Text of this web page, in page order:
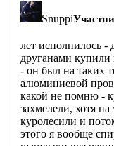
Snuppi
лет исполнилось -
друганами
- он был на таких
алюминиевой
какой не помню -
захмелели, хотя
куролесили и
этого я вообще